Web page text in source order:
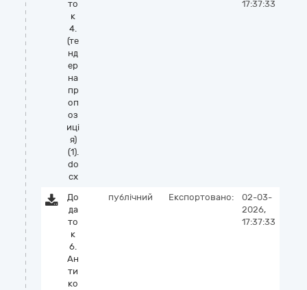
то
к
4.
(те
нд
ер
на
пр
оп
оз
иці
я)
(1).
do
cx
17:37:33
До
да
то
к
6.
Ан
ти
ко
публічний Експортовано:
02-03-
2026,
17:37:33